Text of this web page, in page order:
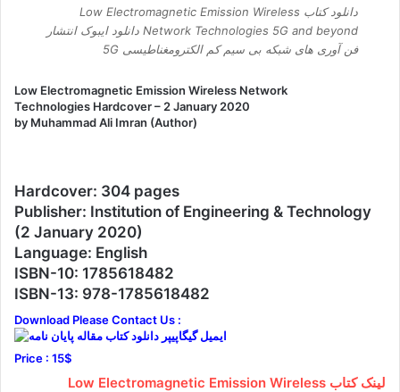
دانلود کتاب Low Electromagnetic Emission Wireless
Network Technologies 5G and beyond دانلود ایبوک انتشار
فن آوری های شبکه بی سیم کم الکترومغناطیسی 5G
Low Electromagnetic Emission Wireless Network
Technologies Hardcover – 2 January 2020
by Muhammad Ali Imran (Author)
Hardcover: 304 pages
Publisher: Institution of Engineering & Technology
(2 January 2020)
Language: English
ISBN-10: 1785618482
ISBN-13: 978-1785618482
Download Please Contact Us :
Price : 15$
لینک کتاب Low Electromagnetic Emission Wireless